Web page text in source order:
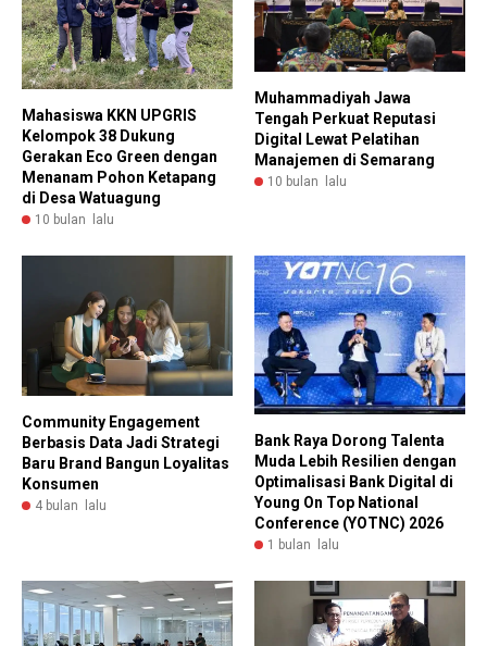
Mahasiswa KKN UPGRIS
Kelompok 38 Dukung
Gerakan Eco Green dengan
Menanam Pohon Ketapang
di Desa Watuagung
10 bulan lalu
Muhammadiyah Jawa
Tengah Perkuat Reputasi
Digital Lewat Pelatihan
Manajemen di Semarang
10 bulan lalu
Community Engagement
Berbasis Data Jadi Strategi
Baru Brand Bangun Loyalitas
Konsumen
4 bulan lalu
Bank Raya Dorong Talenta
Muda Lebih Resilien dengan
Optimalisasi Bank Digital di
Young On Top National
Conference (YOTNC) 2026
1 bulan lalu